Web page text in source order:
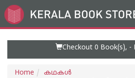
Go
to
Checkout 0 Book(s), -
Home
കഥകള്‍